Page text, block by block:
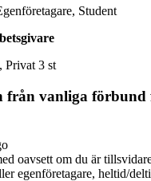
Student
Privat 3 st
från vanliga förbund